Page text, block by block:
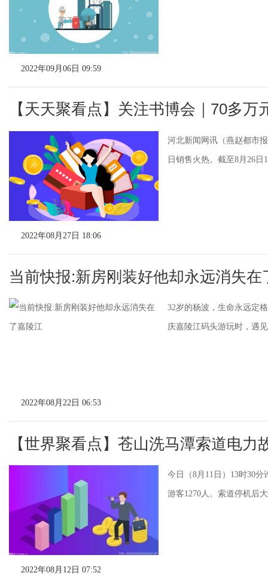
2022年09月06日 09:59
【天天聚看点】关注书博会｜70多万
河北新闻网讯（燕赵都市
日销售火热。截至8月26
2022年08月27日 18:06
当前快报:新房刚装好他却永远消失在
32岁的杨波，生命永远定
庆嘉陵江码头游玩时，遇
2022年08月22日 06:53
【世界聚看点】苍山洗马潭索道电力
今日（8月11日）13时30
游客1270人。索道停机后
2022年08月12日 07:52